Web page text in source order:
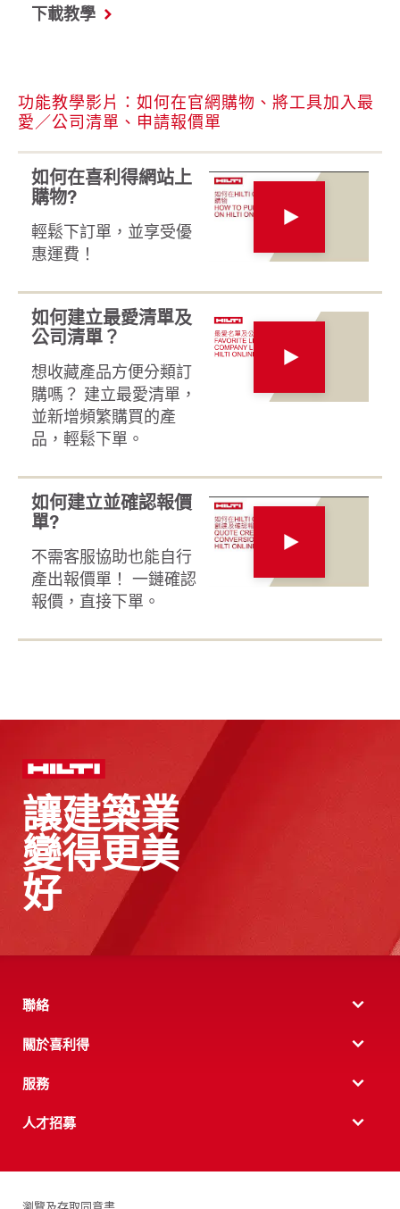
下載教學
功能教學影片：如何在官網購物、將工具加入最
愛／公司清單、申請報價單
如何在喜利得網站上
購物?
輕鬆下訂單，並享受優
惠運費！
如何建立最愛清單及
公司清單？
想收藏產品方便分類訂
購嗎？ 建立最愛清單，
並新增頻繁購買的產
品，輕鬆下單。
如何建立並確認報價
單?
不需客服協助也能自行
產出報價單！ 一鏈確認
報價，直接下單。
讓建築業
變得更美
好
聯絡
關於喜利得
服務
人才招募
瀏覽及存取同意書